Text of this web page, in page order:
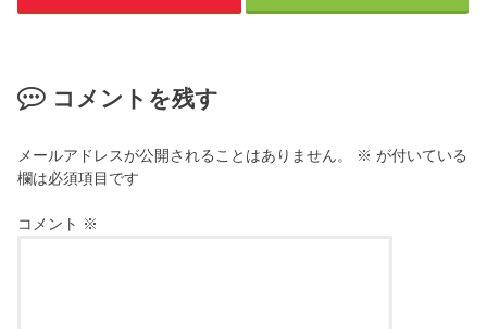
コメントを残す
メールアドレスが公開されることはありません。 ※ が付いている
欄は必須項目です
コメント ※